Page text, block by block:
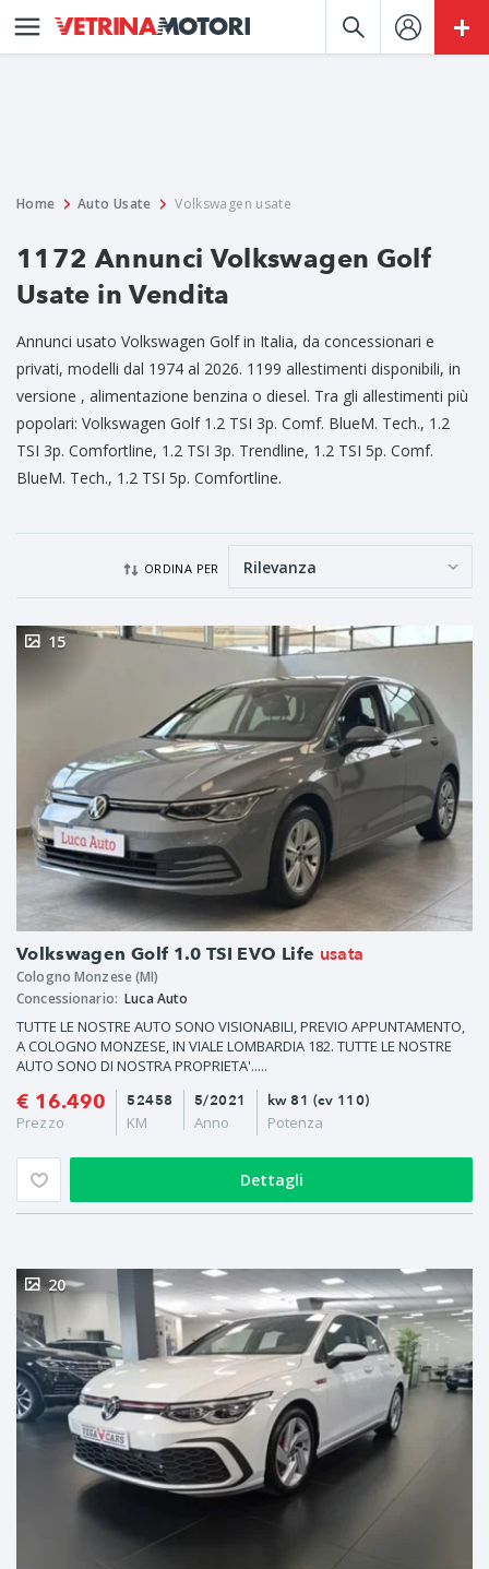
Home Auto Usate Volkswagen usate
1172 Annunci Volkswagen Golf
Usate in Vendita
Annunci usato Volkswagen Golf in Italia, da concessionari e
privati, modelli dal 1974 al 2026. 1199 allestimenti disponibili, in
versione , alimentazione benzina o diesel. Tra gli allestimenti più
popolari: Volkswagen Golf 1.2 TSI 3p. Comf. BlueM. Tech., 1.2
TSI 3p. Comfortline, 1.2 TSI 3p. Trendline, 1.2 TSI 5p. Comf.
BlueM. Tech., 1.2 TSI 5p. Comfortline.
ORDINA PER
Volkswagen Golf 1.0 TSI EVO Life usata
15
Cologno Monzese (MI)
Concessionario: Luca Auto
TUTTE LE NOSTRE AUTO SONO VISIONABILI, PREVIO APPUNTAMENTO,
A COLOGNO MONZESE, IN VIALE LOMBARDIA 182. TUTTE LE NOSTRE
AUTO SONO DI NOSTRA PROPRIETA'.....
€ 16.490
Prezzo
5/2021
Anno
52458
KM
kw 81 (cv 110)
Potenza
Dettagli
20